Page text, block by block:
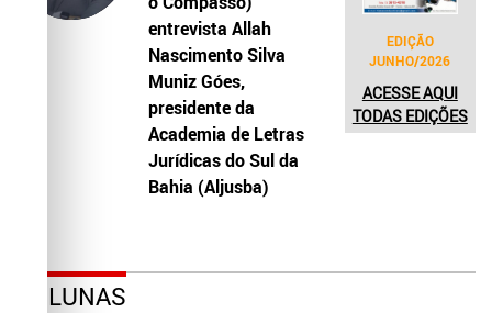
entrevista Allah
Nascimento Silva
Muniz Góes,
presidente da
Academia de Letras
Jurídicas do Sul da
Bahia (Aljusba)
EDIÇÃO
JUNHO/2026
ACESSE AQUI
TODAS EDIÇÕES
COLUNAS